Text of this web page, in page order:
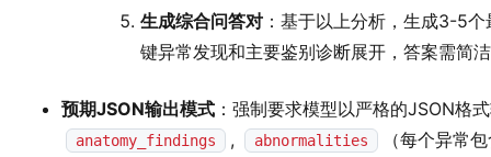
生成综合问答对 ：基于以上分析，生成3-5
键异常发现和主要鉴别诊断展开，答案需简
预期JSON输出模式 ：强制要求模型以严格的JSON格
anatomy_findings , abnormalities
（每个异常